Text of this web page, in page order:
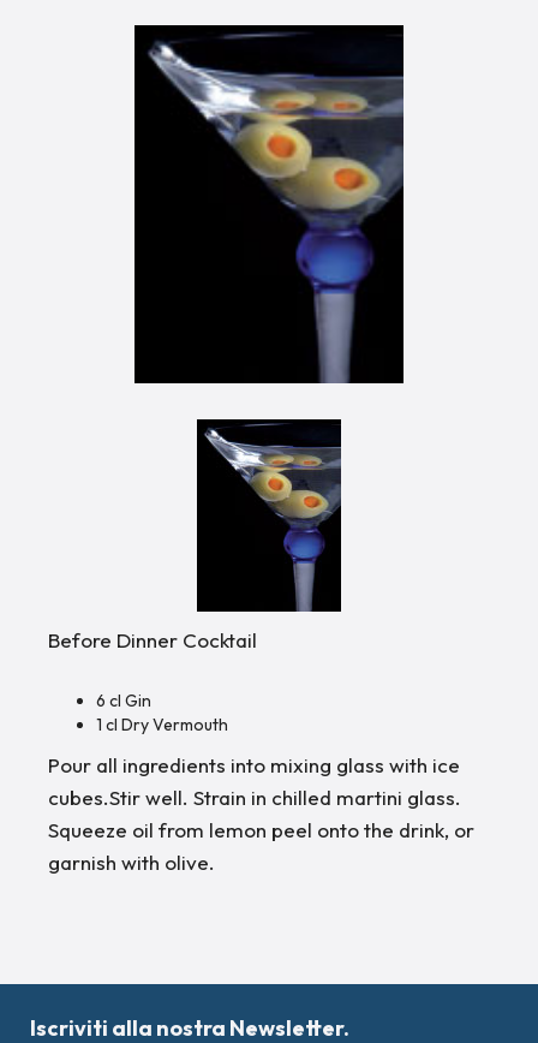
Before Dinner Cocktail
6 cl Gin
1 cl Dry Vermouth
Pour all ingredients into mixing glass with ice
cubes.Stir well. Strain in chilled martini glass.
Squeeze oil from lemon peel onto the drink, or
garnish with olive.
Iscriviti alla nostra Newsletter.